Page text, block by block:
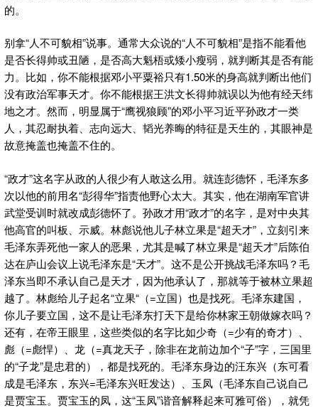
的。
别拿“人不可貌相”说事。通常大众说的“人不可貌相”是指不能看他
是否长得帅或丑陋，是否高大魁梧或矮小瘦弱，就判断其是否有能
力。比如，你不能根据邓小平粟裕只有1.50米的身高就判断出他们
没有政治军事天才。你不能根据王洪文长得帅就误以为他有经天纬
地之才。然而，明显属于“鹰视狼顾”的邓小平习近平孙政才一类
人，其忍耐执着、志向远大、韬光养晦的特征是天生的，其眼神是
故意掩盖也掩盖不住的。
“政才”这名字从政的人很少有人敢这么用。就连彭德怀，毛泽东多
次以他的前用名“彭得华”指责他野心太大。其实，他在湖南军官讲
武堂受训时就改成彭德怀了。孙政才用“政才”的名字，是对中央其
他高官的叫板、示威。林彪说他儿子林立果是“超天才”，立刻引来
毛泽东弄死他一家人的恶果，尤其是喊了林立果是“超天才”后陈伯
达在庐山会议上说毛泽东是“天才”。这不是公开挑战毛泽东吗？毛
泽东当即不承认自己是天才，因为他承认了，那就等于被林立果超
越了。林彪给儿子起名“立果“（=立国）也是找死。毛泽东建国，
你儿子要立国，这不是让毛泽东打天下是给你林家王朝做嫁衣吗？
还有，在帝王眼里，这些类似的名字比如少奇（=少有的奇才）、
彪（=彪悍）、龙（=真龙天子，除非在龙前边加个“子”字，三国里
的“子龙”是忠君的），都是找死的。毛泽东身边的汪东兴（东可看
成是毛泽东，东兴=毛泽东兴旺发达）、玉凤（毛泽东自己说自己
是贾宝玉。贾宝玉的凤，这“玉凤”谐音解释起来可雅可俗），就凭